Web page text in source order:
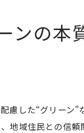
査士の役割
的アプローチ
地家屋調査士の工夫
ーンな仕事の流れ
ンの本
した“グリーン
地域住民との信